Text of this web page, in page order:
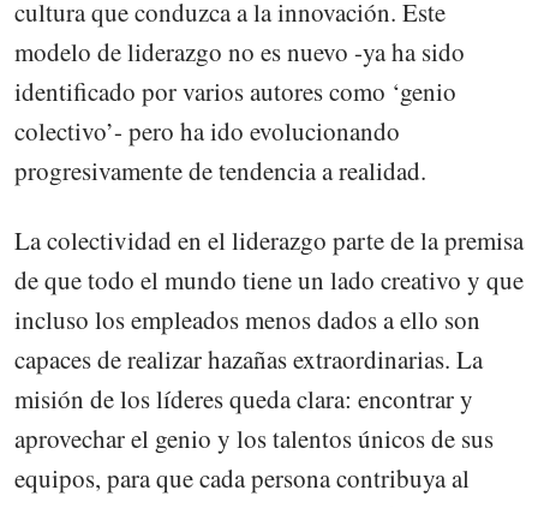
cultura que conduzca a la innovación. Este
modelo de liderazgo no es nuevo -ya ha sido
identificado por varios autores como ‘genio
colectivo’- pero ha ido evolucionando
progresivamente de tendencia a realidad.
La colectividad en el liderazgo parte de la premisa
de que todo el mundo tiene un lado creativo y que
incluso los empleados menos dados a ello son
capaces de realizar hazañas extraordinarias. La
misión de los líderes queda clara: encontrar y
aprovechar el genio y los talentos únicos de sus
equipos, para que cada persona contribuya al